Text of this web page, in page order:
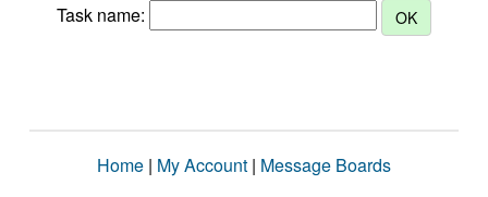
Task name:
Home | My Account | Message Boards